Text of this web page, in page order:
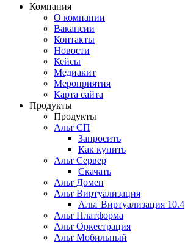
Компания
О компании
Вакансии
Контакты
Новости
Кейсы
Медиакит
Мероприятия
Карта сайта
Продукты
Продукты
Альт СП
Запросить
Как купить
Альт Сервер
Скачать
Альт Домен
Альт Виртуализация
Альт Виртуализация 10.4
Альт Платформа
Альт Оркестрация
Альт Мобильный